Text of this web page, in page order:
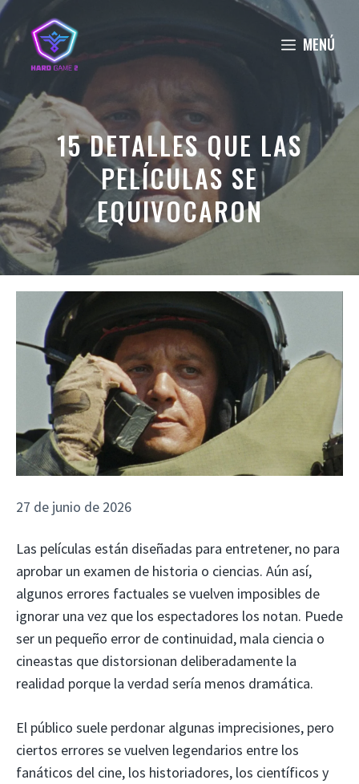
Saltar
contenido
MENÚ
15 DETALLES QUE LAS
PELÍCULAS SE
EQUIVOCARON
27 de junio de 2026
Las películas están diseñadas para entretener, no para
aprobar un examen de historia o ciencias. Aún así,
algunos errores factuales se vuelven imposibles de
ignorar una vez que los espectadores los notan. Puede
ser un pequeño error de continuidad, mala ciencia o
cineastas que distorsionan deliberadamente la
realidad porque la verdad sería menos dramática.
El público suele perdonar algunas imprecisiones, pero
ciertos errores se vuelven legendarios entre los
fanáticos del cine, los historiadores, los científicos y